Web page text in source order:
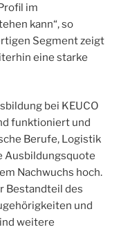
im
kann“, so
Segment zeigt
eine starke
bei KEUCO
funktioniert und
Berufe, Logistik
Ausbildungsquote
Nachwuchs hoch.
Bestandteil des
und
weitere